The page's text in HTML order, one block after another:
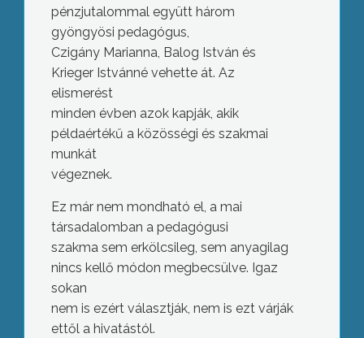
pénzjutalommal együtt három
gyöngyösi pedagógus,
Czigány Marianna, Balog István és
Krieger Istvánné vehette át. Az
elismerést
minden évben azok kapják, akik
példaértékű a közösségi és szakmai
munkát
végeznek.
Ez már nem mondható el, a mai
társadalomban a pedagógusi
szakma sem erkölcsileg, sem anyagilag
nincs kellő módon megbecsülve. Igaz
sokan
nem is ezért választják, nem is ezt várják
ettől a hivatástól.